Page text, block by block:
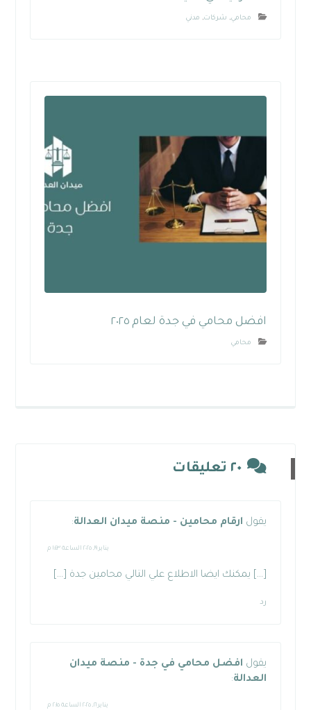
محامي, شركات, مدني
افضل محامي في جدة لعام ٢٠٢٥
محامي
٢٠ تعليقات
يقول ارقام محامين - منصة ميدان العدالة:
يناير ١٩, ٢٠٢٥ الساعة ١:٤٣ م
[…] يمكنك ايضا الاطلاع علي التالي محامين جدة […]
رد
يقول افضل محامي في جدة - منصة ميدان
العدالة:
يناير ٢١, ٢٠٢٥ الساعة ٢:١٥ م